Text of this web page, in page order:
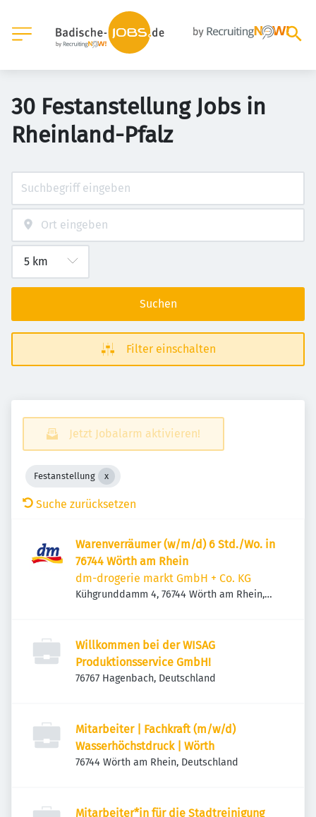
30 Festanstellung Jobs in
Rheinland-Pfalz
Suchen
Filter einschalten
Jetzt Jobalarm aktivieren!
Festanstellung
Suche zurücksetzen
Warenverräumer (w/m/d) 6 Std./Wo. in
76744 Wörth am Rhein
dm-drogerie markt GmbH + Co. KG
Kühgrunddamm 4, 76744 Wörth am Rhein,
Willkommen bei der WISAG
Produktionsservice GmbH!
76767 Hagenbach, Deutschland
Mitarbeiter | Fachkraft (m/w/d)
Wasserhöchstdruck | Wörth
76744 Wörth am Rhein, Deutschland
Mitarbeiter*in für die Stadtreinigung